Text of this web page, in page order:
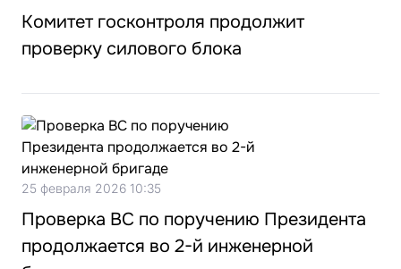
Комитет госконтроля продолжит
проверку силового блока
25 февраля 2026 10:35
Проверка ВС по поручению Президента
продолжается во 2-й инженерной